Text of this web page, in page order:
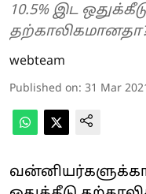
10.5% இட
webteam
Published on: 31 Mar